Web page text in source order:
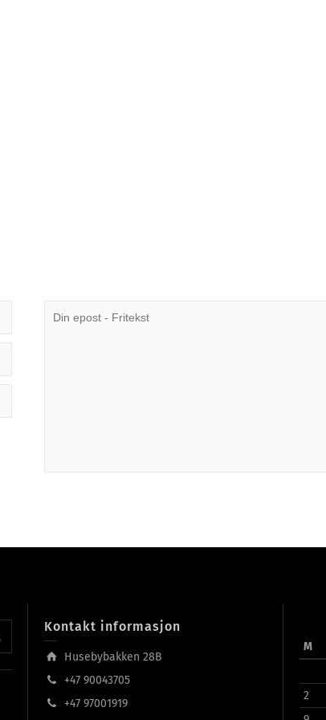
Kontakt informasjon
Husebybakken 28B
+47 90043705
+47 97001919
M
2